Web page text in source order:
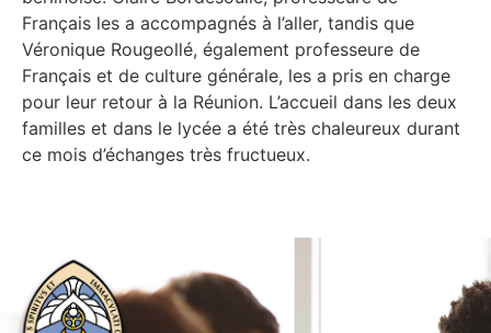
Français les a accompagnés à l’aller, tandis que
Véronique Rougeollé, également professeure de
Français et de culture générale, les a pris en charge
pour leur retour à la Réunion. L’accueil dans les deux
familles et dans le lycée a été très chaleureux durant
ce mois d’échanges très fructueux.